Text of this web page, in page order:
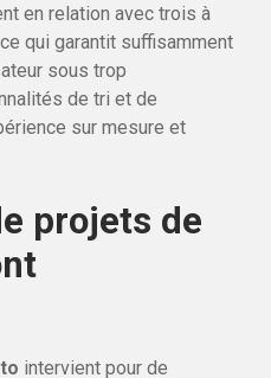
en relation avec trois à
qui garantit suffisamment
sous trop
de tri et de
sur mesure et
projets de
intervient pour de